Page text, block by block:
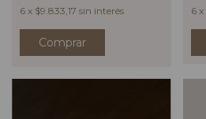
6 x $9.833,17 sin interés
6 x